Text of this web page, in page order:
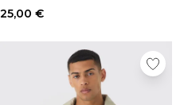
Style: Bomber
25,00 €